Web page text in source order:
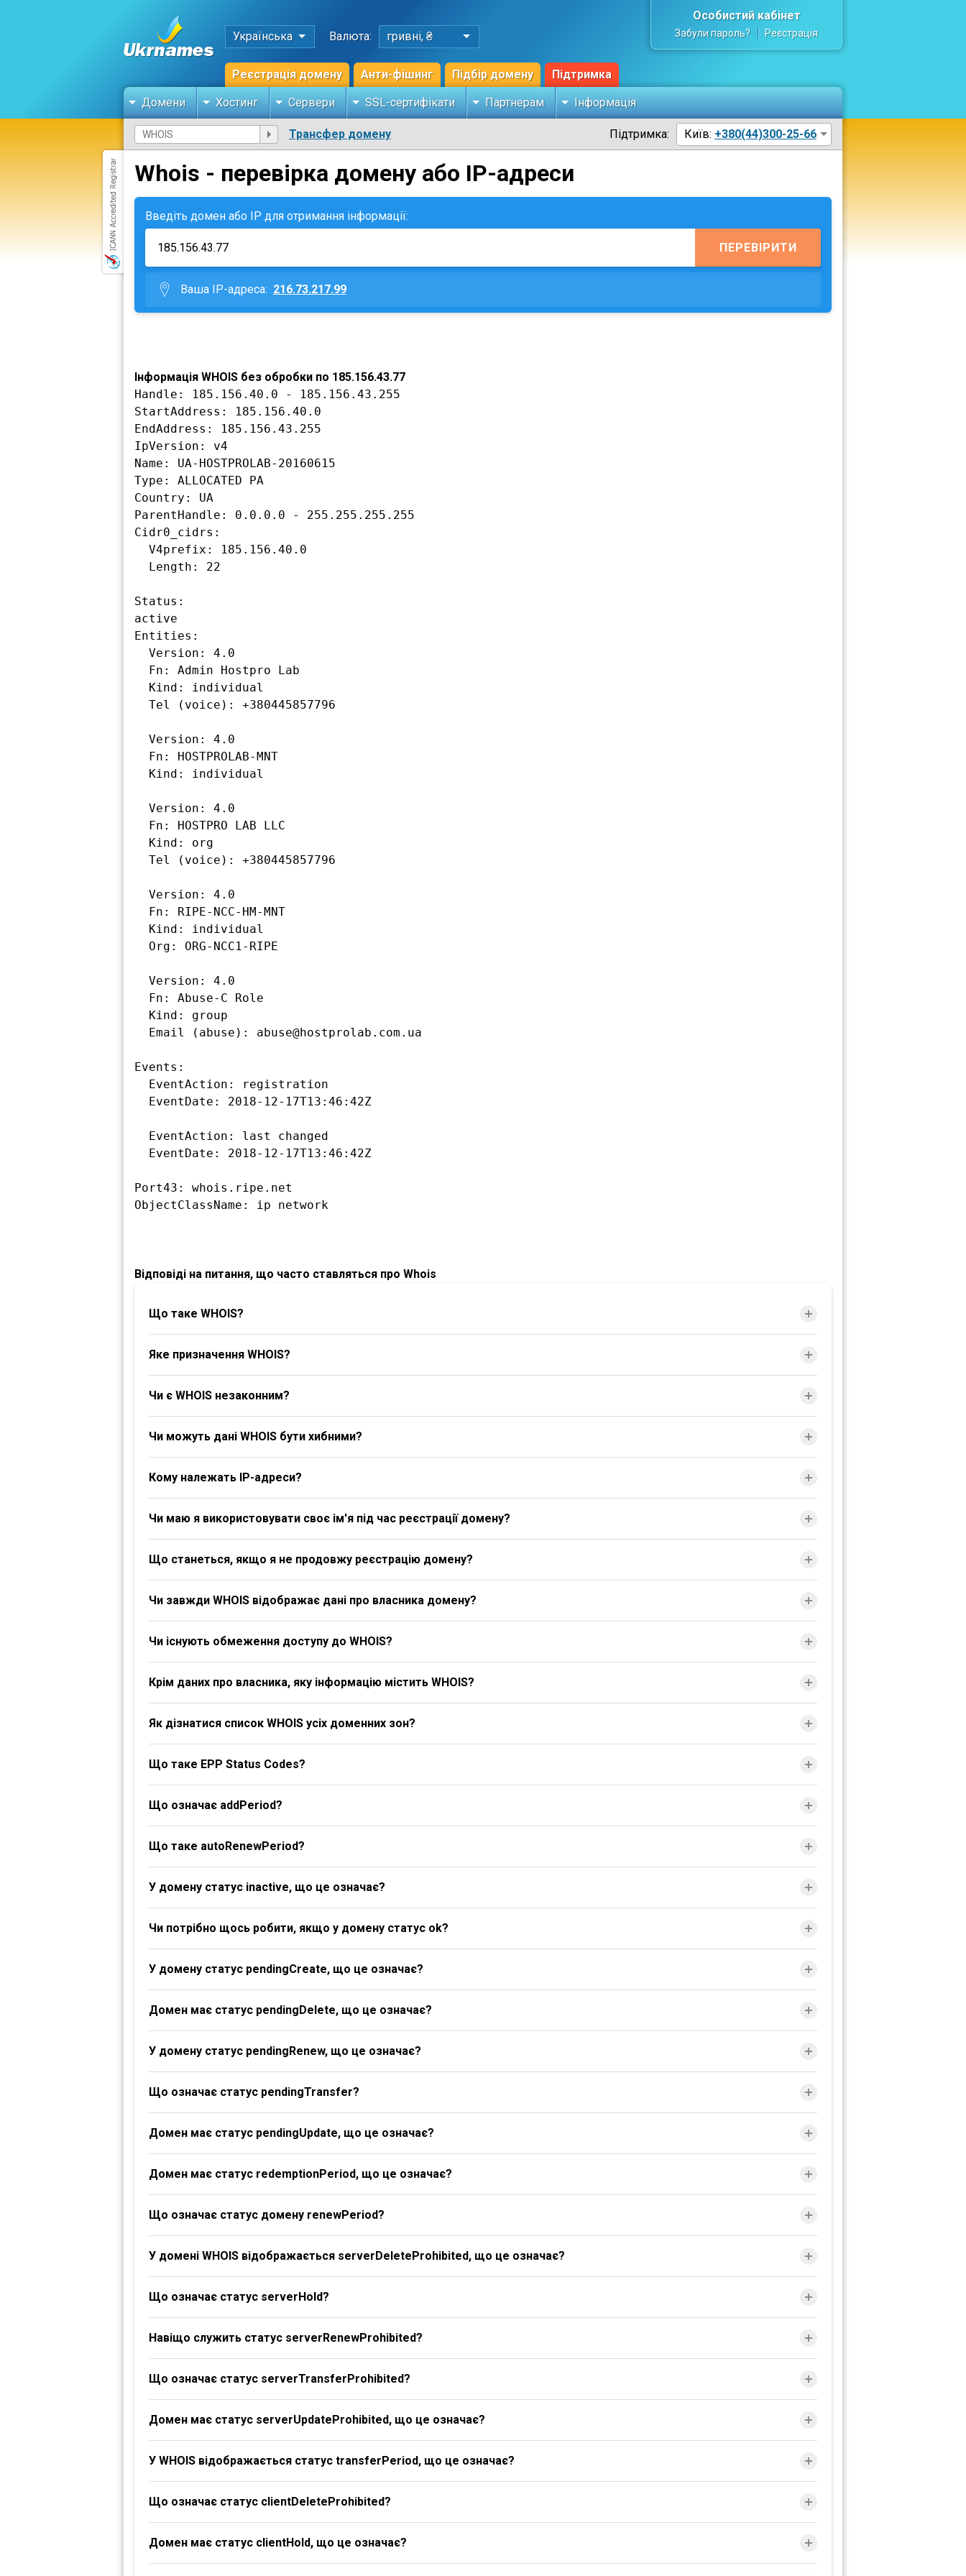
Українська Валюта: гривні, ₴
Реєстрація домену Анти-фішинг Підбір домену Підтримка
Особистий кабінет
Забули пароль? Реєстрація
Домени Хостинг Сервери SSL-сертифікати Партнерам Інформація
Трансфер домену Підтримка: Київ: +380(44)300-25-66
Whois - перевірка домену або IP-адреси
Введіть домен або IP для отримання інформації:
ПЕРЕВІРИТИ
Ваша IP-адреса: 216.73.217.99
Інформація WHOIS без обробки по 185.156.43.77
Handle: 185.156.40.0 - 185.156.43.255
StartAddress: 185.156.40.0
EndAddress: 185.156.43.255
IpVersion: v4
Name: UA-HOSTPROLAB-20160615
Type: ALLOCATED PA
Country: UA
ParentHandle: 0.0.0.0 - 255.255.255.255
Cidr0_cidrs:
Status:
active
Entities:
Events:
Port43: whois.ripe.net
Відповіді на питання, що часто ставляться про Whois
Що таке WHOIS?
Яке призначення WHOIS?
Чи є WHOIS незаконним?
Чи можуть дані WHOIS бути хибними?
Кому належать IP-адреси?
Чи маю я використовувати своє ім'я під час реєстрації домену?
Що станеться, якщо я не продовжу реєстрацію домену?
Чи завжди WHOIS відображає дані про власника домену?
Чи існують обмеження доступу до WHOIS?
Крім даних про власника, яку інформацію містить WHOIS?
Як дізнатися список WHOIS усіх доменних зон?
Що таке EPP Status Codes?
Що означає addPeriod?
Що таке autoRenewPeriod?
У домену статус inactive, що це означає?
Чи потрібно щось робити, якщо у домену статус ok?
У домену статус pendingCreate, що це означає?
Домен має статус pendingDelete, що це означає?
У домену статус pendingRenew, що це означає?
Що означає статус pendingTransfer?
Домен має статус pendingUpdate, що це означає?
Домен має статус redemptionPeriod, що це означає?
Що означає статус домену renewPeriod?
У домені WHOIS відображається serverDeleteProhibited, що це означає?
Що означає статус serverHold?
Навіщо служить статус serverRenewProhibited?
Що означає статус serverTransferProhibited?
Домен має статус serverUpdateProhibited, що це означає?
У WHOIS відображається статус transferPeriod, що це означає?
Що означає статус clientDeleteProhibited?
Домен має статус clientHold, що це означає?